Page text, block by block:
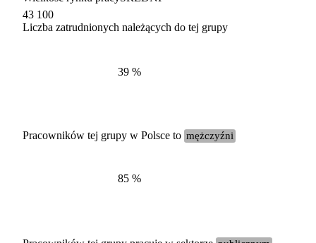
43 100
Liczba zatrudnionych należących do tej grupy
39 %
Pracowników tej grupy w Polsce to mężczyźni
85 %